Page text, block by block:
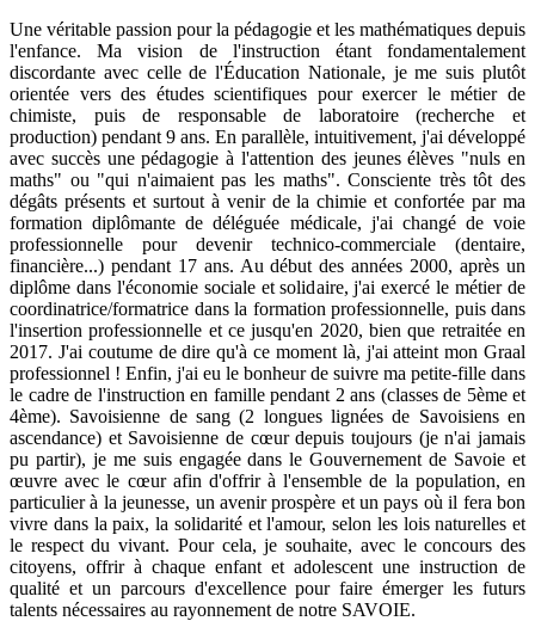
Une véritable passion pour la pédagogie et les mathématiques depuis
l'enfance. Ma vision de l'instruction étant fondamentalement
discordante avec celle de l'Éducation Nationale, je me suis plutôt
orientée vers des études scientifiques pour exercer le métier de
chimiste, puis de responsable de laboratoire (recherche et
production) pendant 9 ans. En parallèle, intuitivement, j'ai développé
avec succès une pédagogie à l'attention des jeunes élèves "nuls en
maths" ou "qui n'aimaient pas les maths". Consciente très tôt des
dégâts présents et surtout à venir de la chimie et confortée par ma
formation diplômante de déléguée médicale, j'ai changé de voie
professionnelle pour devenir technico-commerciale (dentaire,
financière...) pendant 17 ans. Au début des années 2000, après un
diplôme dans l'économie sociale et solidaire, j'ai exercé le métier de
coordinatrice/formatrice dans la formation professionnelle, puis dans
l'insertion professionnelle et ce jusqu'en 2020, bien que retraitée en
2017. J'ai coutume de dire qu'à ce moment là, j'ai atteint mon Graal
professionnel ! Enfin, j'ai eu le bonheur de suivre ma petite-fille dans
le cadre de l'instruction en famille pendant 2 ans (classes de 5ème et
4ème). Savoisienne de sang (2 longues lignées de Savoisiens en
ascendance) et Savoisienne de cœur depuis toujours (je n'ai jamais
pu partir), je me suis engagée dans le Gouvernement de Savoie et
œuvre avec le cœur afin d'offrir à l'ensemble de la population, en
particulier à la jeunesse, un avenir prospère et un pays où il fera bon
vivre dans la paix, la solidarité et l'amour, selon les lois naturelles et
le respect du vivant. Pour cela, je souhaite, avec le concours des
citoyens, offrir à chaque enfant et adolescent une instruction de
qualité et un parcours d'excellence pour faire émerger les futurs
talents nécessaires au rayonnement de notre SAVOIE.